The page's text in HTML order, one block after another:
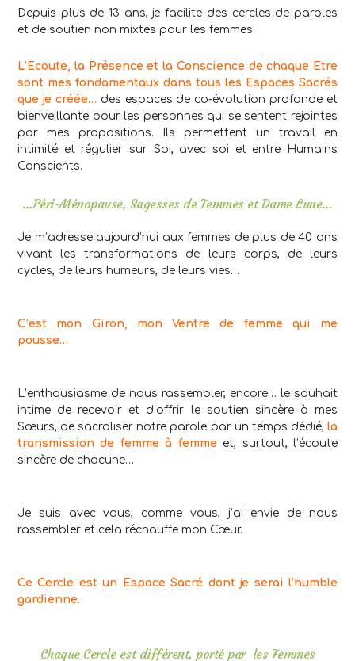
Depuis plus de 13 ans, je facilite des cercles de paroles
et de soutien non mixtes pour les femmes.
L’Ecoute, la Présence et la Conscience de chaque Etre
sont mes fondamentaux dans tous les Espaces Sacrés
que je créée… des espaces de co-évolution profonde et
bienveillante pour les personnes qui se sentent rejointes
par mes propositions. Ils permettent un travail en
intimité et régulier sur Soi, avec soi et entre Humains
Conscients.
…Péri-Ménopause, Sagesses de Femmes et Dame Lune…
Je m’adresse aujourd’hui aux femmes de plus de 40 ans
vivant les transformations de leurs corps, de leurs
cycles, de leurs humeurs, de leurs vies…
C’est mon Giron, mon Ventre de femme qui me
pousse…
L’enthousiasme de nous rassembler, encore… le souhait
intime de recevoir et d’offrir le soutien sincère à mes
Sœurs, de sacraliser notre parole par un temps dédié, la
transmission de femme à femme et, surtout, l’écoute
sincère de chacune…
Je suis avec vous, comme vous, j’ai envie de nous
rassembler et cela réchauffe mon Cœur.
Ce Cercle est un Espace Sacré dont je serai l’humble
gardienne.
Chaque Cercle est différent, porté par les Femmes